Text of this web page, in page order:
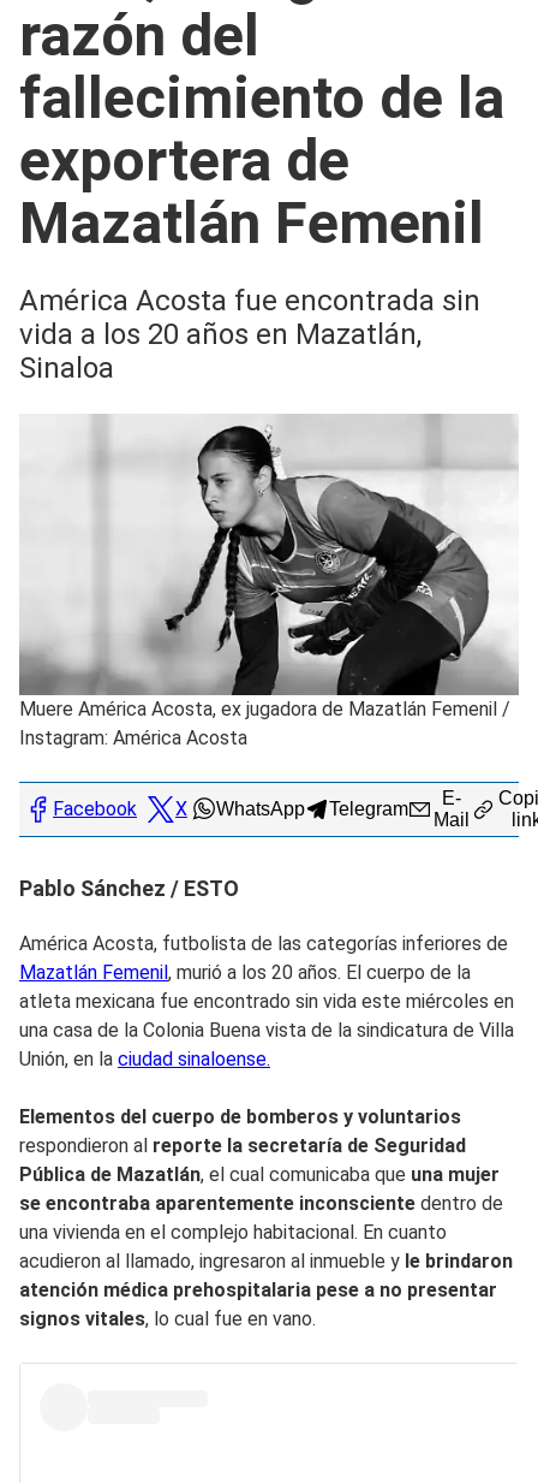
razón del
fallecimiento de la
exportera de
Mazatlán Femenil
América Acosta fue encontrada sin
vida a los 20 años en Mazatlán,
Sinaloa
Muere América Acosta, ex jugadora de Mazatlán Femenil /
Instagram: América Acosta
Facebook X WhatsApp Telegram
E-
Mail
Pablo Sánchez / ESTO
América Acosta, futbolista de las categorías inferiores de
Mazatlán Femenil, murió a los 20 años. El cuerpo de la
atleta mexicana fue encontrado sin vida este miércoles en
una casa de la Colonia Buena vista de la sindicatura de Villa
Unión, en la ciudad sinaloense.
Elementos del cuerpo de bomberos y voluntarios
respondieron al reporte la secretaría de Seguridad
Pública de Mazatlán, el cual comunicaba que una mujer
se encontraba aparentemente inconsciente dentro de
una vivienda en el complejo habitacional. En cuanto
acudieron al llamado, ingresaron al inmueble y le brindaron
atención médica prehospitalaria pese a no presentar
signos vitales, lo cual fue en vano.